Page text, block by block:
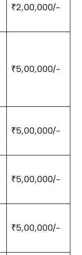
₹2,00,000/-
₹5,00,000/-
₹5,00,000/-
₹5,00,000/-
₹5,00,000/-